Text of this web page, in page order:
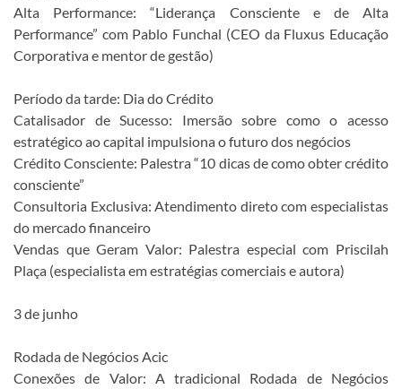
Alta Performance: “Liderança Consciente e de Alta
Performance” com Pablo Funchal (CEO da Fluxus Educação
Corporativa e mentor de gestão)
Período da tarde: Dia do Crédito
Catalisador de Sucesso: Imersão sobre como o acesso
estratégico ao capital impulsiona o futuro dos negócios
Crédito Consciente: Palestra “10 dicas de como obter crédito
consciente”
Consultoria Exclusiva: Atendimento direto com especialistas
do mercado financeiro
Vendas que Geram Valor: Palestra especial com Priscilah
Plaça (especialista em estratégias comerciais e autora)
3 de junho
Rodada de Negócios Acic
Conexões de Valor: A tradicional Rodada de Negócios